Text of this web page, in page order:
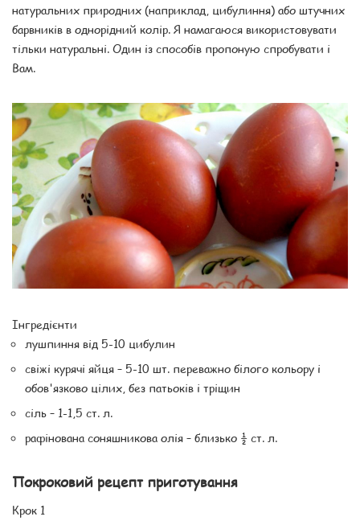
натуральних природних (наприклад, цибулиння) або штучних
барвників в однорідний колір. Я намагаюся використовувати
тільки натуральні. Один із способів пропоную спробувати і
Вам.
Інгредієнти
лушпиння від 5-10 цибулин
свіжі курячі яйця – 5-10 шт. переважно білого кольору і
обов'язково цілих, без патьоків і тріщин
сіль – 1-1,5 ст. л.
рафінована соняшникова олія – ​​близько ½ ст. л.
Покроковий рецепт приготування
Крок 1